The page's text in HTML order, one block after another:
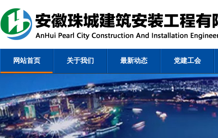
网站首页 关于我们 最新动态 党建工会